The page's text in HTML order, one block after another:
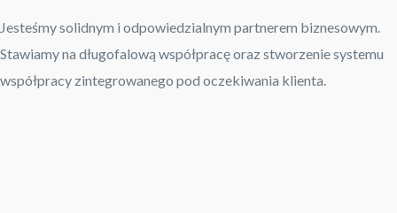
Jesteśmy solidnym i odpowiedzialnym partnerem biznesowym.
Stawiamy na długofalową współpracę oraz stworzenie systemu
współpracy zintegrowanego pod oczekiwania klienta.